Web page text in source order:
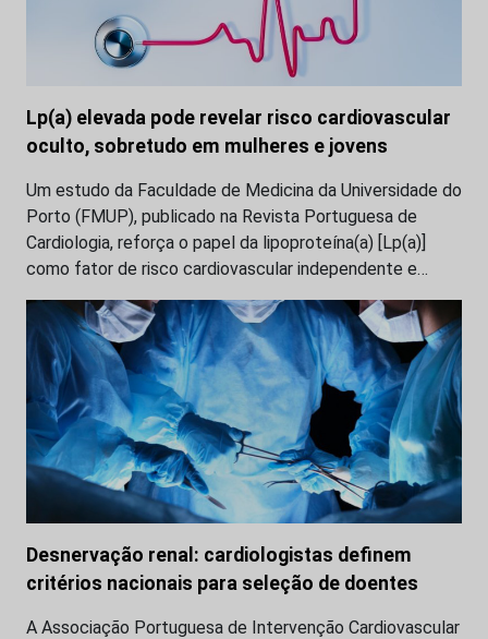
Lp(a) elevada pode revelar risco cardiovascular
oculto, sobretudo em mulheres e jovens
Um estudo da Faculdade de Medicina da Universidade do
Porto (FMUP), publicado na Revista Portuguesa de
Cardiologia, reforça o papel da lipoproteína(a) [Lp(a)]
como fator de risco cardiovascular independente e…
Desnervação renal: cardiologistas definem
critérios nacionais para seleção de doentes
A Associação Portuguesa de Intervenção Cardiovascular